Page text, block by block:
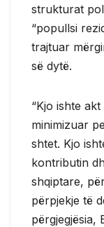
strukturat
“popullsi
trajtuar
së dytë.
“Kjo ishte
minimizuar
shtet. Kjo
kontributin
shqiptare,
përpjekje të
përgjegjësia,